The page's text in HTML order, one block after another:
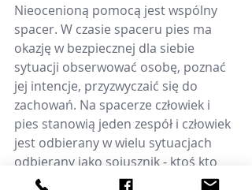
Nieocenioną pomocą jest wspólny
spacer. W czasie spaceru pies ma
okazję w bezpiecznej dla siebie
sytuacji obserwować osobę, poznać
jej intencje, przyzwyczaić się do
zachowań. Na spacerze człowiek i
pies stanowią jeden zespół i człowiek
jest odbierany w wielu sytuacjach
odbierany jako sojusznik - ktoś kto
pomaga pokonać trudne sytuacje. To